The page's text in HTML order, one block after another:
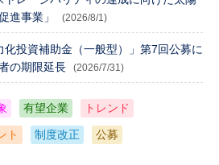
進事業」
(2026/8/1)
化投資補助金（一般型）」第7回公募に
の期限延長
(2026/7/31)
有望企業 トレンド
ト 制度改正 公募